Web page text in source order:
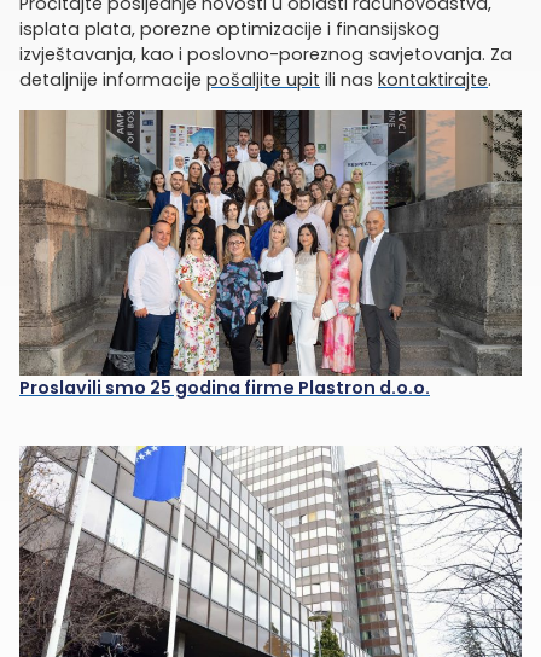
isplata plata, porezne optimizacije i finansijskog
izvještavanja, kao i poslovno-poreznog savjetovanja. Za
detaljnije informacije pošaljite upit ili nas kontaktirajte.
Proslavili smo 25 godina firme Plastron d.o.o.